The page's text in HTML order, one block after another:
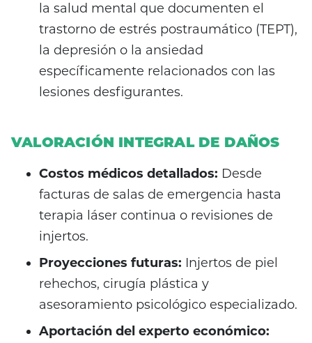
la salud mental que documenten el
trastorno de estrés postraumático (TEPT),
la depresión o la ansiedad
específicamente relacionados con las
lesiones desfigurantes.
VALORACIÓN INTEGRAL DE DAÑOS
Costos médicos detallados: Desde
facturas de salas de emergencia hasta
terapia láser continua o revisiones de
injertos.
Proyecciones futuras: Injertos de piel
rehechos, cirugía plástica y
asesoramiento psicológico especializado.
Aportación del experto económico: